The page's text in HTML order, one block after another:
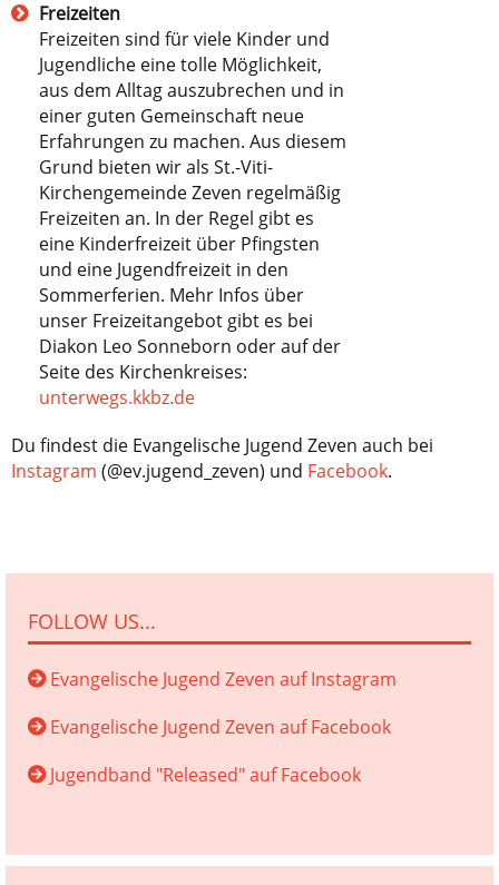
Freizeiten
Freizeiten sind für viele Kinder und
Jugendliche eine tolle Möglichkeit,
aus dem Alltag auszubrechen und in
einer guten Gemeinschaft neue
Erfahrungen zu machen. Aus diesem
Grund bieten wir als St.-Viti-
Kirchengemeinde Zeven regelmäßig
Freizeiten an. In der Regel gibt es
eine Kinderfreizeit über Pfingsten
und eine Jugendfreizeit in den
Sommerferien. Mehr Infos über
unser Freizeitangebot gibt es bei
Diakon Leo Sonneborn oder auf der
Seite des Kirchenkreises:
unterwegs.kkbz.de
Du findest die Evangelische Jugend Zeven auch bei
Instagram (@ev.jugend_zeven) und Facebook.
FOLLOW US...
Evangelische Jugend Zeven auf Instagram
Evangelische Jugend Zeven auf Facebook
Jugendband "Released" auf Facebook